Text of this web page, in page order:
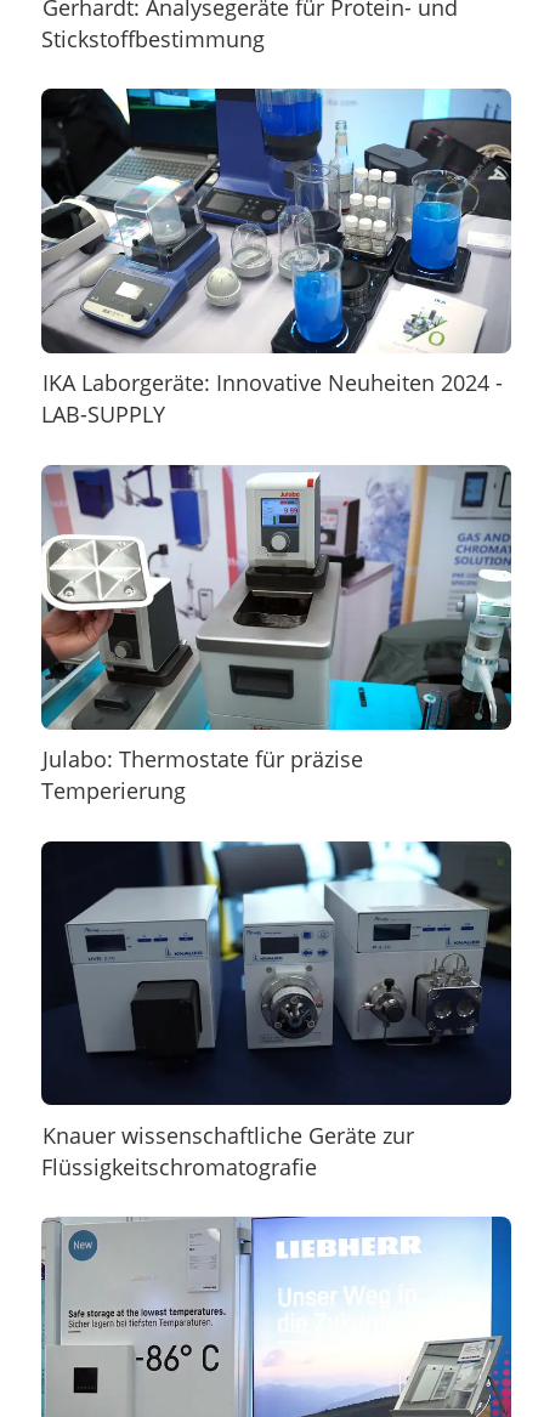
Gerhardt: Analysegeräte für Protein- und
Stickstoffbestimmung
IKA Laborgeräte: Innovative Neuheiten 2024 -
LAB-SUPPLY
Julabo: Thermostate für präzise
Temperierung
Knauer wissenschaftliche Geräte zur
Flüssigkeitschromatografie